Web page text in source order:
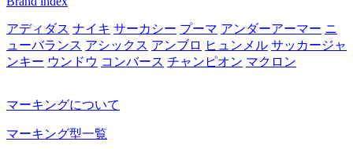
アディダス ナイキ サーカシー プーマ アンダーアーマー ニ
ューバランス アシックス アンブロ ヒュンメル サッカージャ
ンキー ウンドウ コンバース チャンピオン マクロン
マーキングについて
マーキング型一覧